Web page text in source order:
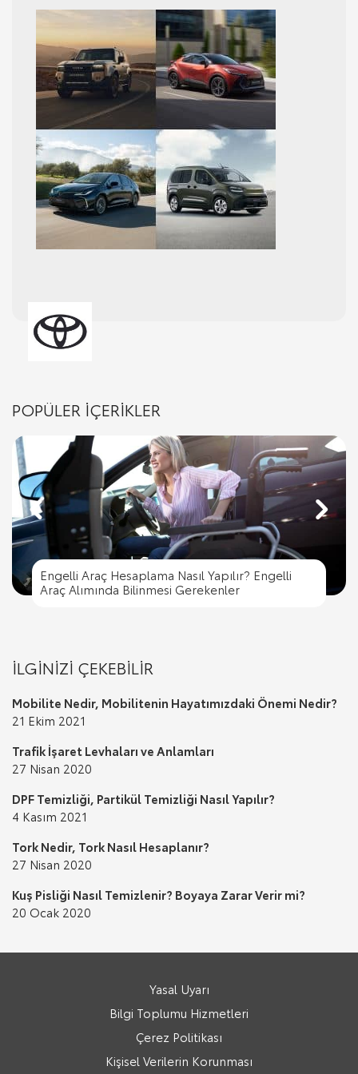
POPÜLER İÇERİKLER
Trafik İşaret Levhaları ve Anlamları
Engelli Araç Hesaplama Nasıl Yapılır? Engelli
Araç Alımında Bilinmesi Gerekenler
Trafik Cezası Nereye Ödenir?
Trafik İşaret Levhaları ve Anlamları
Engelli Araç Hesaplama Nasıl Yapılır? Engelli
Araç Alımında Bilinmesi Gerekenler
İLGİNİZİ ÇEKEBİLİR
Mobilite Nedir, Mobilitenin Hayatımızdaki Önemi Nedir?
21 Ekim 2021
Trafik İşaret Levhaları ve Anlamları
27 Nisan 2020
DPF Temizliği, Partikül Temizliği Nasıl Yapılır?
4 Kasım 2021
Tork Nedir, Tork Nasıl Hesaplanır?
27 Nisan 2020
Kuş Pisliği Nasıl Temizlenir? Boyaya Zarar Verir mi?
20 Ocak 2020
Yasal Uyarı
Bilgi Toplumu Hizmetleri
Çerez Politikası
Kişisel Verilerin Korunması